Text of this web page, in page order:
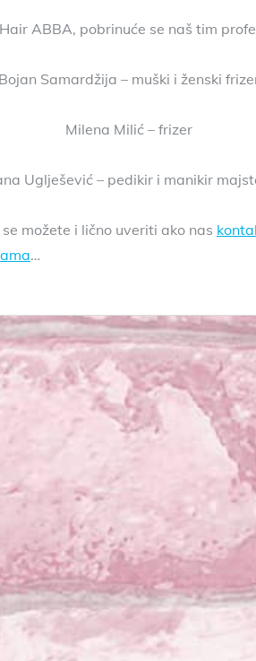
ABBA, pobrinuće se naš tim
Bojan Samardžija – muški i ženski
Milena Milić – frizer
Uglješević – pedikir i manikir
možete i lično uveriti ako nas
…